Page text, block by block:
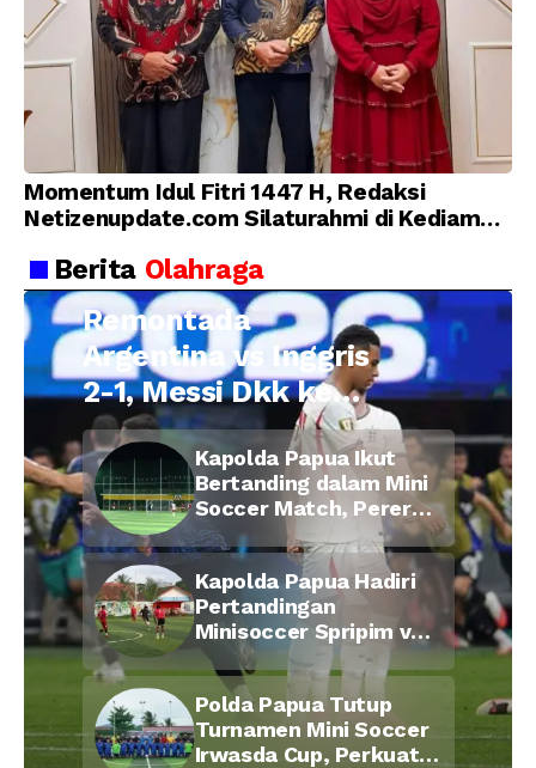
Momentum Idul Fitri 1447 H, Redaksi
Netizenupdate.com Silaturahmi di Kediaman
Berita Olahraga
Remontada
Argentina vs Inggris
2-1, Messi Dkk ke
Final Piala Dunia
2026
Kapolda Papua Ikut
Bertanding dalam Mini
Soccer Match, Pererat
Kebersamaan Personel
di Bulan Ramadan
Kapolda Papua Hadiri
Pertandingan
Minisoccer Spripim vs
Bid Propam, Pererat
Soliditas dan
Kebersamaan Personel
Polda Papua Tutup
Turnamen Mini Soccer
Irwasda Cup, Perkuat